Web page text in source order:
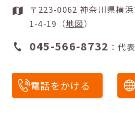
〒223-0062 神奈川県横浜市港北区日吉本町
1-4-19（地図）
045-566-8732 ：代表
電話をかける